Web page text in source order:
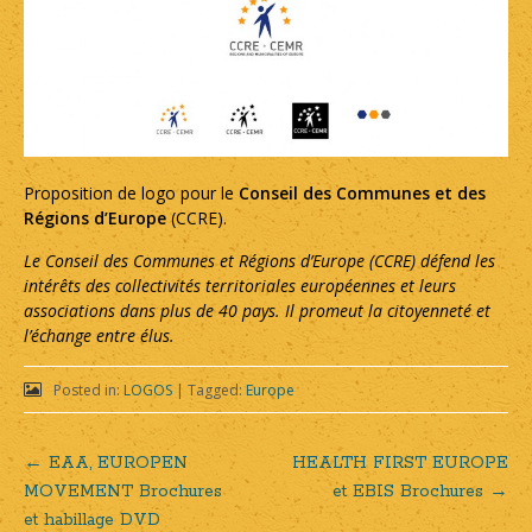
Proposition de logo pour le Conseil des Communes et des
Régions d’Europe(CCRE).
Le Conseil des Communes et Régions d’Europe (CCRE) défend les
intérêts des collectivités territoriales européennes et leurs
associations dans plus de 40 pays. Il promeut la citoyenneté et
l’échange entre élus.
Posted in: LOGOS | Tagged: Europe
Post
← EAA, EUROPEN
MOVEMENT Brochures
et habillage DVD
HEALTH FIRST EUROPE
et EBIS Brochures →